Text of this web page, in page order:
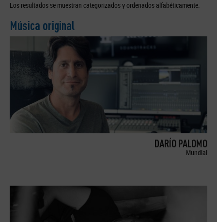
Los resultados se muestran categorizados y ordenados alfabéticamente.
Música original
DARÍO PALOMO
Mundial